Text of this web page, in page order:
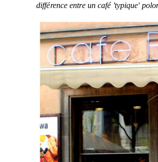
différence entre un café 'typique'